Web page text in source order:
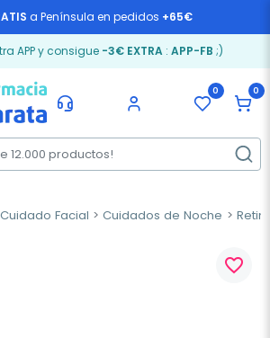
a Península en pedidos +65€
APP y consigue -3€ EXTRA: APP-FB ;)
0 0
Cuidado Facial Cuidados de Noche
favorite_border